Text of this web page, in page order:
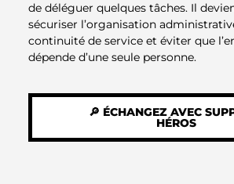
de déléguer quelques tâches. Il
sécuriser l’organisation
continuité de service et éviter que
dépende d’une seule personne.
🔎 ÉCHANGEZ AVEC
HÉROS